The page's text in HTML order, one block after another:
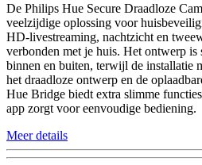
De Philips Hue Secure Draadloze
veelzijdige oplossing voor
HD-livestreaming, nachtzicht en
verbonden met je huis. Het ontwerp is
binnen en buiten, terwijl de installatie
het draadloze ontwerp en de
Hue Bridge biedt extra slimme
app zorgt voor eenvoudige bediening.
Meer details